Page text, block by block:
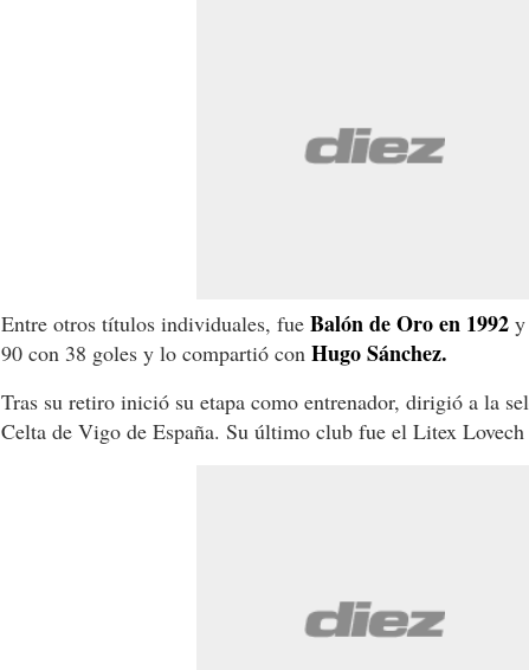
Entre otros títulos individuales, fue Balón de Oro en 1992 y
90 con 38 goles y lo compartió con Hugo Sánchez.
Tras su retiro inició su etapa como entrenador, dirigió a la
Celta de Vigo de España. Su último club fue el Litex Lovech